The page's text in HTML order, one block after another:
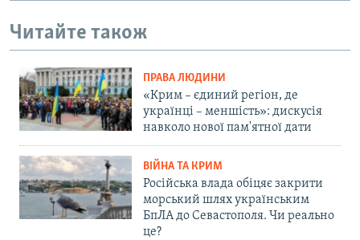
Читайте також
ПРАВА ЛЮДИНИ
«Крим – єдиний регіон, де
українці – меншість»: дискусія
навколо нової пам'ятної дати
ВІЙНА ТА КРИМ
Російська влада обіцяє закрити
морський шлях українським
БпЛА до Севастополя. Чи реально
це?